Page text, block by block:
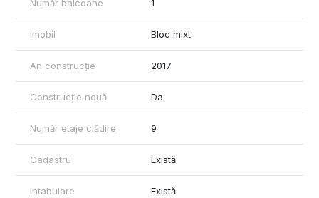
Număr balcoane 1
Imobil Bloc mixt
An construcție 2017
Construcție nouă Da
Număr etaje clădire 9
Cadastru Există
Intabulare Există